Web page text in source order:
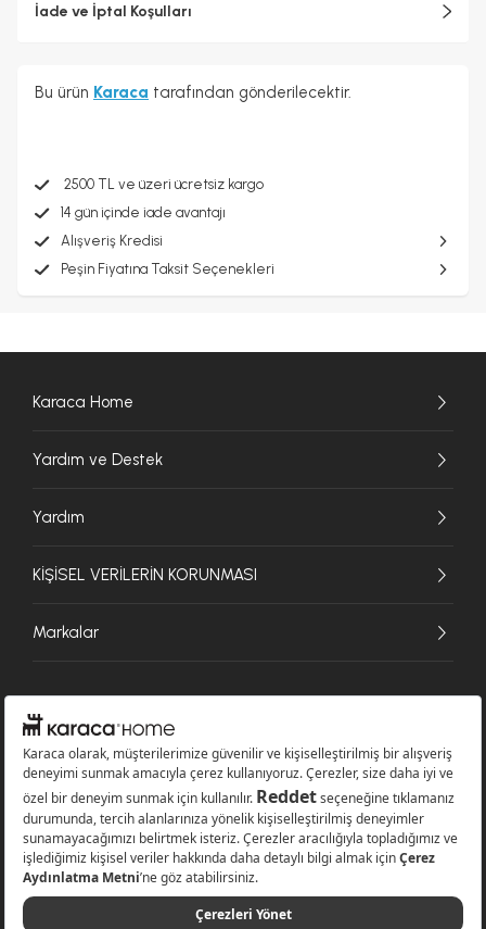
İade ve İptal Koşulları
Bu ürün Karaca tarafından gönderilecektir.
2500 TL ve üzeri ücretsiz kargo
14 gün içinde iade avantajı
Alışveriş Kredisi
Peşin Fiyatına Taksit Seçenekleri
Karaca Home
Yardım ve Destek
Yardım
KİŞİSEL VERİLERİN KORUNMASI
Markalar
© 2026 Karaca Home Collection Tekstil Sanayi ve Ticaret A.Ş. - Tüm hakları
saklıdır.